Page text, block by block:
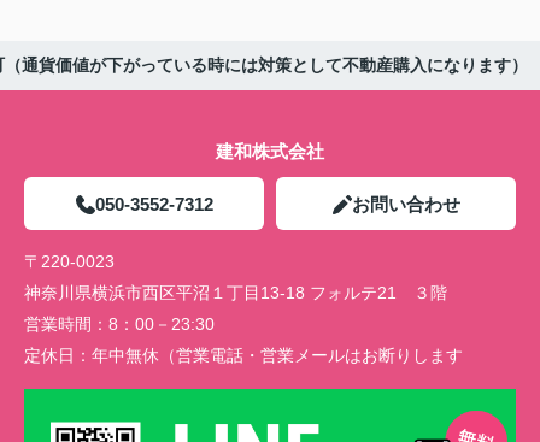
貨価値が下がっている時には対策として不動産購入になります）
建和株式会社
050-3552-7312 お問い合わせ
〒220-0023
神奈川県横浜市西区平沼１丁目13-18 フォルテ21 ３階
営業時間： 8：00－23:30
定休日： 年中無休（営業電話・営業メールはお断りします